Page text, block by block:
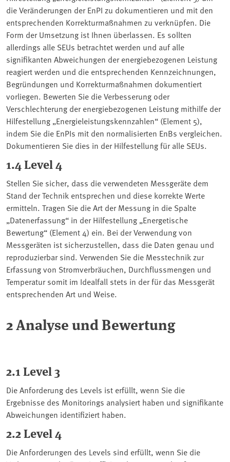
die Veränderungen der EnPI zu dokumentieren und mit den
entsprechenden Korrekturmaßnahmen zu verknüpfen. Die
Form der Umsetzung ist Ihnen überlassen. Es sollten
allerdings alle SEUs betrachtet werden und auf alle
signifikanten Abweichungen der energiebezogenen Leistung
reagiert werden und die entsprechenden Kennzeichnungen,
Begründungen und Korrekturmaßnahmen dokumentiert
vorliegen. Bewerten Sie die Verbesserung oder
Verschlechterung der energiebezogenen Leistung mithilfe der
Hilfestellung „Energieleistungskennzahlen“ (Element 5),
indem Sie die EnPIs mit den normalisierten EnBs vergleichen.
Dokumentieren Sie dies in der Hilfestellung für alle SEUs.
1.4 Level 4
Stellen Sie sicher, dass die verwendeten Messgeräte dem
Stand der Technik entsprechen und diese korrekte Werte
ermitteln. Tragen Sie die Art der Messung in die Spalte
„Datenerfassung“ in der Hilfestellung „Energetische
Bewertung“ (Element 4) ein. Bei der Verwendung von
Messgeräten ist sicherzustellen, dass die Daten genau und
reproduzierbar sind. Verwenden Sie die Messtechnik zur
Erfassung von Stromverbräuchen, Durchflussmengen und
Temperatur somit im Idealfall stets in der für das Messgerät
entsprechenden Art und Weise.
2 Analyse und Bewertung
2.1 Level 3
Die Anforderung des Levels ist erfüllt, wenn Sie die
Ergebnisse des Monitorings analysiert haben und signifikante
Abweichungen identifiziert haben.
2.2 Level 4
Die Anforderungen des Levels sind erfüllt, wenn Sie die